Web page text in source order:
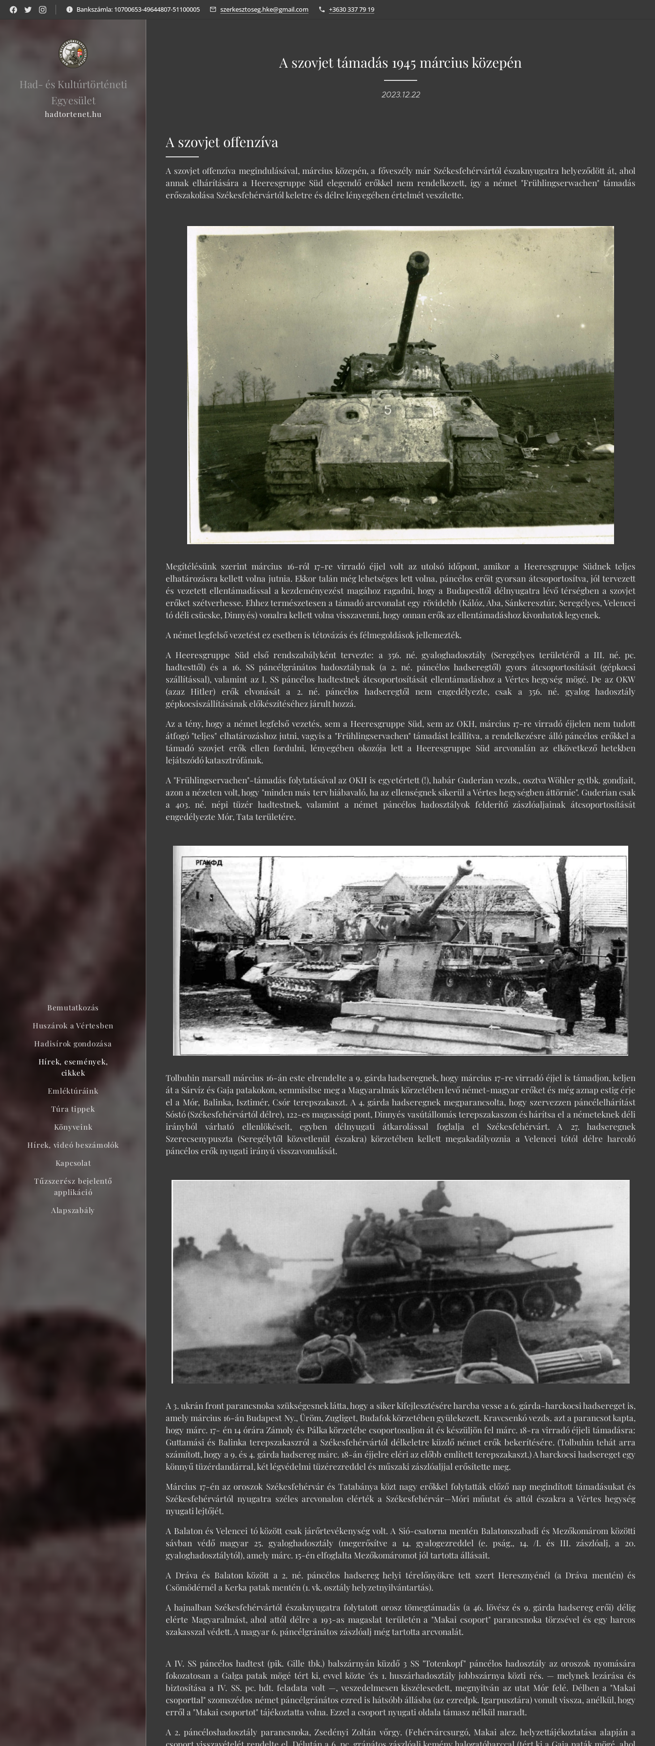
Bankszámla: 10700653-49644807-51100005 szerkesztoseg.hke@gmail.com +3630 337 79 19
Had- és Kultúrtörténeti
Egyesület
hadtortenet.hu
Bemutatkozás
Huszárok a Vértesben
Hadisírok gondozása
Hírek, események,
cikkek
Emléktúráink
Túra tippek
Könyveink
Hírek, videó beszámolók
Kapcsolat
Tűzszerész bejelentő
applikáció
Alapszabály
A szovjet támadás 1945 március közepén
2023.12.22
A szovjet offenzíva
A szovjet offenzíva megindulásával, március közepén, a főveszély már Székesfehérvártól északnyugatra helyeződött át, ahol
annak elhárítására a Heeresgruppe Süd elegendő erőkkel nem rendelkezett, így a német "Frühlingserwachen" támadás
erőszakolása Székesfehérvártól keletre és délre lényegében értelmét veszítette.
Megítélésünk szerint március 16-ról 17-re virradó éjjel volt az utolsó időpont, amikor a Heeresgruppe Südnek teljes
elhatározásra kellett volna jutnia. Ekkor talán még lehetséges lett volna, páncélos erőit gyorsan átcsoportosítva, jól tervezett
és vezetett ellentámadással a kezdeményezést magához ragadni, hogy a Budapesttől délnyugatra lévő térségben a szovjet
erőket szétverhesse. Ehhez természetesen a támadó arcvonalat egy rövidebb (Kálóz, Aba, Sánkeresztúr, Seregélyes, Velencei
tó déli csücske, Dinnyés) vonalra kellett volna visszavenni, hogy onnan erők az ellentámadáshoz kivonhatok legyenek.
A német legfelső vezetést ez esetben is tétovázás és félmegoldások jellemezték.
A Heeresgruppe Süd első rendszabályként tervezte: a 356. né. gyaloghadosztály (Seregélyes területéről a III. né. pc.
hadtesttől) és a 16. SS páncélgránátos hadosztálynak (a 2. né. páncélos hadseregtől) gyors átcsoportosítását (gépkocsi
szállítással), valamint az I. SS páncélos hadtestnek átcsoportosítását ellentámadáshoz a Vértes hegység mögé. De az OKW
(azaz Hitler) erők elvonását a 2. né. páncélos hadseregtől nem engedélyezte, csak a 356. né. gyalog hadosztály
gépkocsiszállításának előkészítéséhez járult hozzá.
Az a tény, hogy a német legfelső vezetés, sem a Heeresgruppe Süd, sem az OKH, március 17-re virradó éjjelen nem tudott
átfogó "teljes" elhatározáshoz jutni, vagyis a "Frühlingservachen" támadást leállítva, a rendelkezésre álló páncélos erőkkel a
támadó szovjet erők ellen fordulni, lényegében okozója lett a Heeresgruppe Süd arcvonalán az elkövetkező hetekben
lejátszódó katasztrófának.
A "Frühlingservachen"-támadás folytatásával az OKH is egyetértett (!), habár Guderian vezds., osztva Wöhler gytbk. gondjait,
azon a nézeten volt, hogy "minden más terv hiábavaló, ha az ellenségnek sikerül a Vértes hegységben áttörnie". Guderian csak
a 403. né. népi tüzér hadtestnek, valamint a német páncélos hadosztályok felderítő zászlóaljainak átcsoportosítását
engedélyezte Mór, Tata területére.
Tolbuhin marsall március 16-án este elrendelte a 9. gárda hadseregnek, hogy március 17-re virradó éjjel is támadjon, keljen
át a Sárvíz és Gaja patakokon, semmisítse meg a Magyaralmás körzetében levő német-magyar erőket és még aznap estig érje
el a Mór, Balinka, Isztimér, Csór terepszakaszt. A 4. gárda hadseregnek megparancsolta, hogy szervezzen páncélelhárítást
Sóstó (Székesfehérvártól délre), 122-es magassági pont, Dinnyés vasútállomás terepszakaszon és hárítsa el a németeknek déli
irányból várható ellenlökéseit, egyben délnyugati átkarolással foglalja el Székesfehérvárt. A 27. hadseregnek
Szerecsenypuszta (Seregélytől közvetlenül északra) körzetében kellett megakadályoznia a Velencei tótól délre harcoló
páncélos erők nyugati irányú visszavonulását.
A 3. ukrán front parancsnoka szükségesnek látta, hogy a siker kifejlesztésére harcba vesse a 6. gárda-harckocsi hadsereget is,
amely március 16-án Budapest Ny., Üröm, Zugliget, Budafok körzetében gyülekezett. Kravcsenkó vezds. azt a parancsot kapta,
hogy márc. 17- én 14 órára Zámoly és Pálka körzetébe csoportosuljon át és készüljön fel márc. 18-ra virradó éjjeli támadásra:
Guttamási és Balinka terepszakaszról a Székesfehérvártól délkeletre küzdő német erők bekerítésére. (Tolbuhin tehát arra
számított, hogy a 9. és 4. gárda hadsereg márc. 18-án éjjelre eléri az előbb említett terepszakaszt.) A harckocsi hadsereget egy
könnyű tüzérdandárral, két légvédelmi tüzérezreddel és műszaki zászlóaljjal erősítette meg.
Március 17-én az oroszok Székesfehérvár és Tatabánya közt nagy erőkkel folytatták előző nap megindított támadásukat és
Székesfehérvártól nyugatra széles arcvonalon elérték a Székesfehérvár—Móri műutat és attól északra a Vértes hegység
nyugati lejtőjét.
A Balaton és Velencei tó között csak járőrtevékenység volt. A Sió-csatorna mentén Balatonszabadi és Mezőkomárom közötti
sávban védő magyar 25. gyaloghadosztály (megerősítve a 14. gyalogezreddel (e. pság., 14. /I. és III. zászlóalj, a 20.
gyaloghadosztálytól), amely márc. 15-én elfoglalta Mezőkomáromot jól tartotta állásait.
A Dráva és Balaton között a 2. né. páncélos hadsereg helyi térelőnyökre tett szert Heresznyénél (a Dráva mentén) és
Csömödérnél a Kerka patak mentén (1. vk. osztály helyzetnyilvántartás).
A hajnalban Székesfehérvártól északnyugatra folytatott orosz tömegtámadás (a 46. lövész és 9. gárda hadsereg erői) délig
elérte Magyaralmást, ahol attól délre a 193-as magaslat területén a "Makai csoport" parancsnoka törzsével és egy harcos
szakasszal védett. A magyar 6. páncélgránátos zászlóalj még tartotta arcvonalát.
A IV. SS páncélos hadtest (pik. Gille tbk.) balszárnyán küzdő 3 SS "Totenkopf" páncélos hadosztály az oroszok nyomására
fokozatosan a Galga patak mögé tért ki, evvel közte 'és 1. huszárhadosztály jobbszárnya közti rés. — melynek lezárása és
biztosítása a IV. SS. pc. hdt. feladata volt —, veszedelmesen kiszélesedett, megnyitván az utat Mór felé. Délben a "Makai
csoporttal" szomszédos német páncélgránátos ezred is hátsóbb állásba (az ezredpk. Igarpusztára) vonult vissza, anélkül, hogy
erről a "Makai csoportot" tájékoztatta volna. Ezzel a csoport nyugati oldala támasz nélkül maradt.
A 2. páncéloshadosztály parancsnoka, Zsedényi Zoltán vőrgy. (Fehérvárcsurgó, Makai alez. helyzettájékoztatása alapján a